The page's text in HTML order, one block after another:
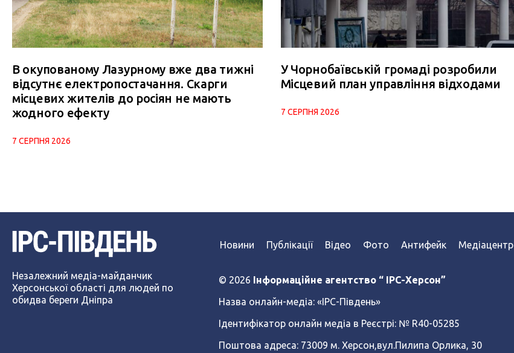
В окупованому Лазурному вже два тижні
відсутнє електропостачання. Скарги
місцевих жителів до росіян не мають
жодного ефекту
7 СЕРПНЯ 2026
У Чорнобаївській громаді розробили
Місцевий план управління відходами
7 СЕРПНЯ 2026
Незалежний медіа-майданчик
Херсонської області для людей по
обидва береги Дніпра
Новини Публікації Відео Фото Антифейк Медіацентр
© 2026 Інформаційне агентство “ IPC-Херсон”
Назва онлайн-медіа: «ІРС-Південь»
Ідентифікатор онлайн медіа в Реєстрі: № R40-05285
Поштова адреса: 73009 м. Херсон,вул.Пилипа Орлика, 30